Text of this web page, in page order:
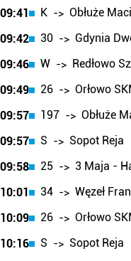
09:41 K -> Obłuże
09:42
30 -> Gdynia
09:46
W -> Redłowo
09:49
26 -> Orłowo
09:57
197 -> Obłuże
09:57
S -> Sopot Reja
09:58
25 -> 3 Maja -
10:01
34 -> Węzeł
10:09
26 -> Orłowo
10:16
S -> Sopot Reja